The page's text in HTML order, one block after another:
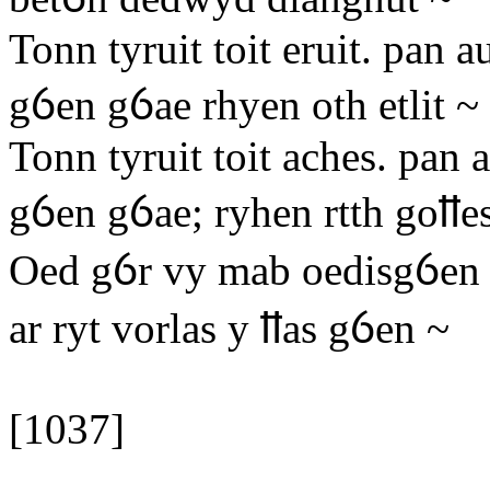
Tonn tyruit toit eruit. pan
gỽen gỽae rhyen oth etlit ~
Tonn tyruit toit aches. pan
gỽen gỽae; ryhen rtth
Oed gỽr vy mab
ar ryt vorlas y ỻas gỽen ~
[1037]